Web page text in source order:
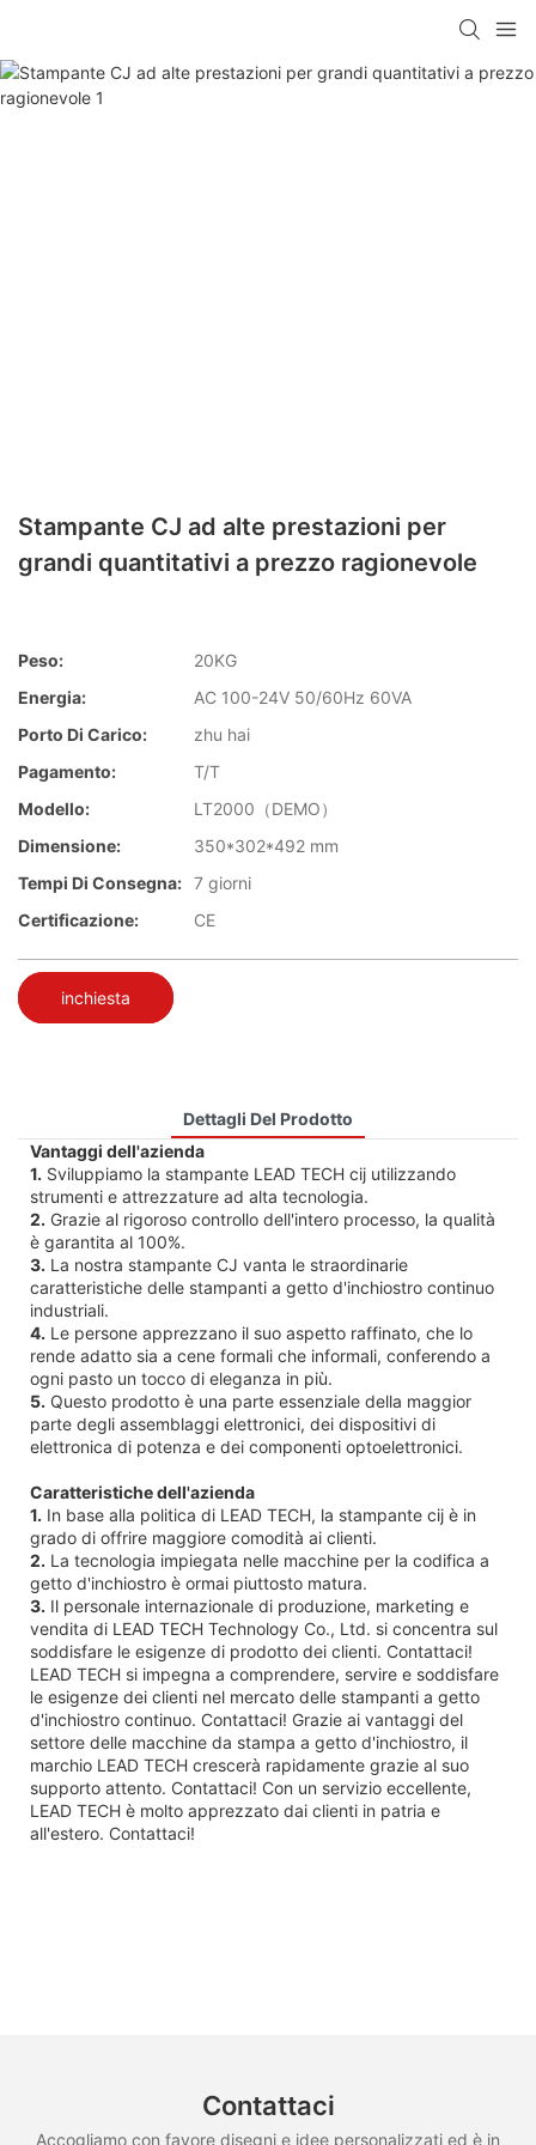
Stampante CJ ad alte prestazioni per
grandi quantitativi a prezzo ragionevole
Peso:
20KG
Energia:
AC 100-24V 50/60Hz 60VA
Porto Di Carico:
zhu hai
Pagamento:
T/T
Modello:
LT2000（DEMO）
Dimensione:
350*302*492 mm
Tempi Di Consegna: 7 giorni
Certificazione:
CE
inchiesta
Dettagli Del Prodotto
Vantaggi dell'azienda
1. Sviluppiamo la stampante LEAD TECH cij utilizzando
strumenti e attrezzature ad alta tecnologia.
2. Grazie al rigoroso controllo dell'intero processo, la qualità
è garantita al 100%.
3. La nostra stampante CJ vanta le straordinarie
caratteristiche delle stampanti a getto d'inchiostro continuo
industriali.
4. Le persone apprezzano il suo aspetto raffinato, che lo
rende adatto sia a cene formali che informali, conferendo a
ogni pasto un tocco di eleganza in più.
5. Questo prodotto è una parte essenziale della maggior
parte degli assemblaggi elettronici, dei dispositivi di
elettronica di potenza e dei componenti optoelettronici.
Caratteristiche dell'azienda
1. In base alla politica di LEAD TECH, la stampante cij è in
grado di offrire maggiore comodità ai clienti.
2. La tecnologia impiegata nelle macchine per la codifica a
getto d'inchiostro è ormai piuttosto matura.
3. Il personale internazionale di produzione, marketing e
vendita di LEAD TECH Technology Co., Ltd. si concentra sul
soddisfare le esigenze di prodotto dei clienti. Contattaci!
LEAD TECH si impegna a comprendere, servire e soddisfare
le esigenze dei clienti nel mercato delle stampanti a getto
d'inchiostro continuo. Contattaci! Grazie ai vantaggi del
settore delle macchine da stampa a getto d'inchiostro, il
marchio LEAD TECH crescerà rapidamente grazie al suo
supporto attento. Contattaci! Con un servizio eccellente,
LEAD TECH è molto apprezzato dai clienti in patria e
all'estero. Contattaci!
Contattaci
Accogliamo con favore disegni e idee personalizzati ed è in